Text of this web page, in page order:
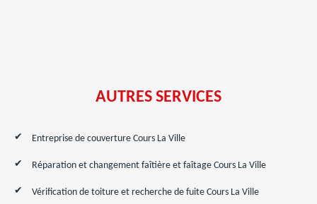
AUTRES SERVICES
Entreprise de couverture Cours La Ville
Réparation et changement faîtière et faîtage Cours La Ville
Vérification de toiture et recherche de fuite Cours La Ville